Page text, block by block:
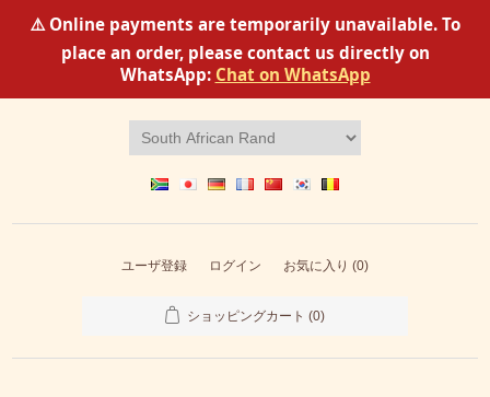
⚠️ Online payments are temporarily unavailable. To
place an order, please contact us directly on
WhatsApp: Chat on WhatsApp
ユーザ登録 ログイン お気に入り (0)
ショッピングカート (0)